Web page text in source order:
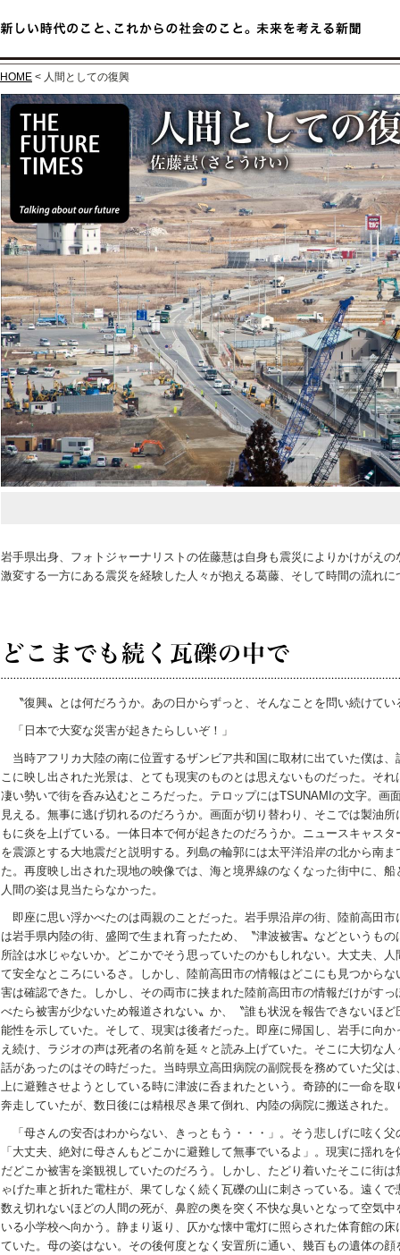
HOME < 人間としての復興
岩手県出身、フォトジャーナリストの佐藤慧は自身も震災によりかけがえ
激変する一方にある震災を経験した人々が抱える葛藤、そして時間の流れ
〝復興〟とは何だろうか。あの日からずっと、そんなことを問い続けてい
「日本で大変な災害が起きたらしいぞ！」
当時アフリカ大陸の南に位置するザンビア共和国に取材に出ていた僕は
こに映し出された光景は、とても現実のものとは思えないものだった。そ
凄い勢いで街を呑み込むところだった。テロップにはTSUNAMIの文字。画
見える。無事に逃げ切れるのだろうか。画面が切り替わり、そこでは製油
もに炎を上げている。一体日本で何が起きたのだろうか。ニュースキャス
を震源とする大地震だと説明する。列島の輪郭には太平洋沿岸の北から南
た。再度映し出された現地の映像では、海と境界線のなくなった街中に、
人間の姿は見当たらなかった。
即座に思い浮かべたのは両親のことだった。岩手県沿岸の街、陸前高田
は岩手県内陸の街、盛岡で生まれ育ったため、〝津波被害〟などというも
所詮は水じゃないか。どこかでそう思っていたのかもしれない。大丈夫、
て安全なところにいるさ。しかし、陸前高田市の情報はどこにも見つから
害は確認できた。しかし、その両市に挟まれた陸前高田市の情報だけがす
べたら被害が少ないため報道されない〟か、〝誰も状況を報告できないほ
能性を示していた。そして、現実は後者だった。即座に帰国し、岩手に向
え続け、ラジオの声は死者の名前を延々と読み上げていた。そこに大切な
話があったのはその時だった。当時県立高田病院の副院長を務めていた父
上に避難させようとしている時に津波に呑まれたという。奇跡的に一命を
奔走していたが、数日後には精根尽き果て倒れ、内陸の病院に搬送された。
「母さんの安否はわからない、きっともう・・・」。そう悲しげに呟く
「大丈夫、絶対に母さんもどこかに避難して無事でいるよ」。現実に揺れ
だどこか被害を楽観視していたのだろう。しかし、たどり着いたそこに街
ゃげた車と折れた電柱が、果てしなく続く瓦礫の山に刺さっている。遠く
数え切れないほどの人間の死が、鼻腔の奥を突く不快な臭いとなって空気
いる小学校へ向かう。静まり返り、仄かな懐中電灯に照らされた体育館の
ていた。母の姿はない。その後何度となく安置所に通い、幾百もの遺体の